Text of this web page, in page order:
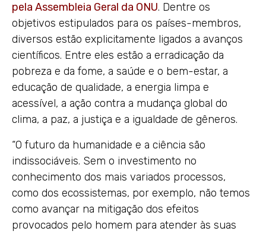
pela Assembleia Geral da ONU. Dentre os
objetivos estipulados para os países-membros,
diversos estão explicitamente ligados a avanços
científicos. Entre eles estão a erradicação da
pobreza e da fome, a saúde e o bem-estar, a
educação de qualidade, a energia limpa e
acessível, a ação contra a mudança global do
clima, a paz, a justiça e a igualdade de gêneros.
“O futuro da humanidade e a ciência são
indissociáveis. Sem o investimento no
conhecimento dos mais variados processos,
como dos ecossistemas, por exemplo, não temos
como avançar na mitigação dos efeitos
provocados pelo homem para atender às suas